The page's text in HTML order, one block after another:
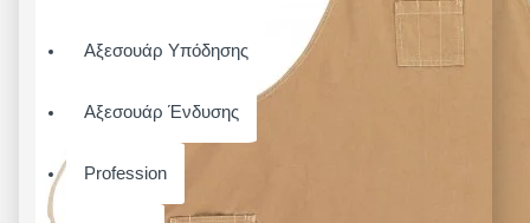
Αξεσουάρ Υπόδησης
Αξεσουάρ Ένδυσης
Profession